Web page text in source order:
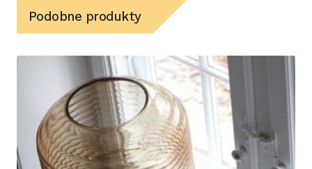
Podobne produkty